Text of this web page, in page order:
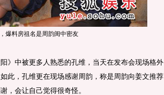
爆料房祖名是周韵闺中密友
中被更多人熟悉的孔维，当天在发布会现场格外
此，孔维更在现场感谢周韵，称是周韵向姜文推荐
，会让自己觉得很奇怪。